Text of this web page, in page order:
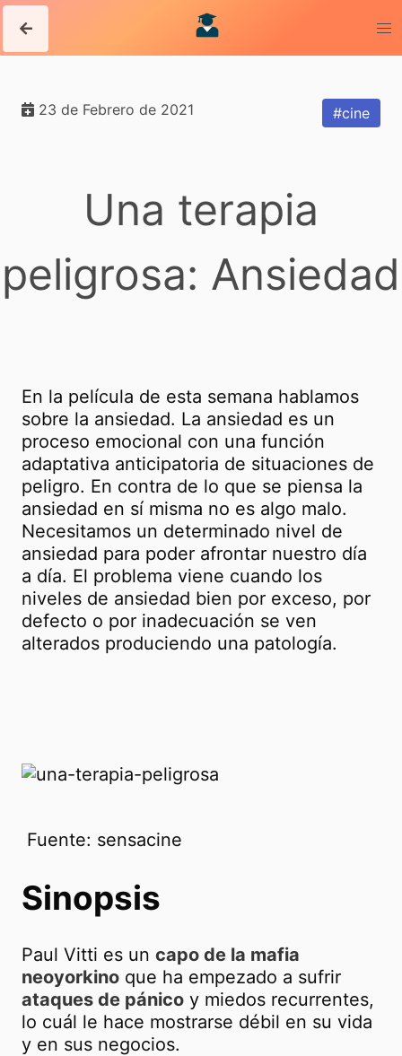
23 de Febrero de 2021 #cine
Una terapia
peligrosa: Ansiedad
En la película de esta semana hablamos
sobre la ansiedad. La ansiedad es un
proceso emocional con una función
adaptativa anticipatoria de situaciones de
peligro. En contra de lo que se piensa la
ansiedad en sí misma no es algo malo.
Necesitamos un determinado nivel de
ansiedad para poder afrontar nuestro día
a día. El problema viene cuando los
niveles de ansiedad bien por exceso, por
defecto o por inadecuación se ven
alterados produciendo una patología.
​ Fuente: sensacine
Sinopsis
Paul Vitti es un capo de la mafia
neoyorkino que ha empezado a sufrir
ataques de pánico y miedos recurrentes,
lo cuál le hace mostrarse débil en su vida
y en sus negocios.